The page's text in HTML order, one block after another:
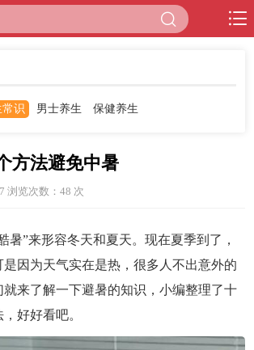
常识 男士养生 保健养生
方法避免中暑
浏览次数：48 次
暑”来形容冬天和夏天。现在夏季到了，
因为天气实在是热，很多人不出意外的
就来了解一下避暑的知识，小编整理了十
好好看吧。